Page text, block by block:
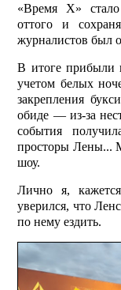
«Время Х»
оттого и
журналистов был
В итоге прибыли
учетом белых
закрепления
обиде — из-за
события
просторы Лены...
шоу.
Лично я,
уверился, что
по нему ездить.